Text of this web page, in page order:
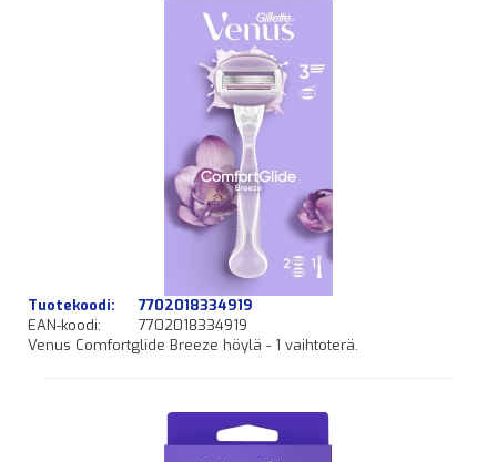
Tuotekoodi:
7702018334919
EAN-koodi:
7702018334919
Venus Comfortglide Breeze höylä - 1 vaihtoterä.